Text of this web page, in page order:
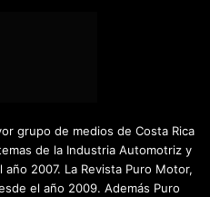
grupo de medios de Costa Rica
de la Industria Automotriz y
2007. La Revista Puro Motor,
el año 2009. Además Puro